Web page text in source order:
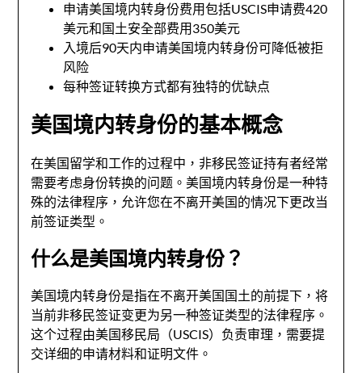
申请美国境内转身份费用包括USCIS申请费420
美元和国土安全部费用350美元
入境后90天内申请美国境内转身份可降低被拒
风险
每种签证转换方式都有独特的优缺点
美国境内转身份的基本概念
在美国留学和工作的过程中，非移民签证持有者经常
需要考虑身份转换的问题。美国境内转身份是一种特
殊的法律程序，允许您在不离开美国的情况下更改当
前签证类型。
什么是美国境内转身份？
美国境内转身份是指在不离开美国国土的前提下，将
当前非移民签证变更为另一种签证类型的法律程序。
这个过程由美国移民局（USCIS）负责审理，需要提
交详细的申请材料和证明文件。